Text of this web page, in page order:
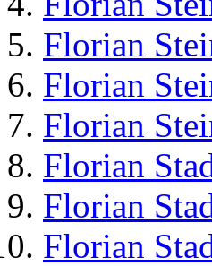
Florian
Florian
Florian
Florian
Florian
Florian